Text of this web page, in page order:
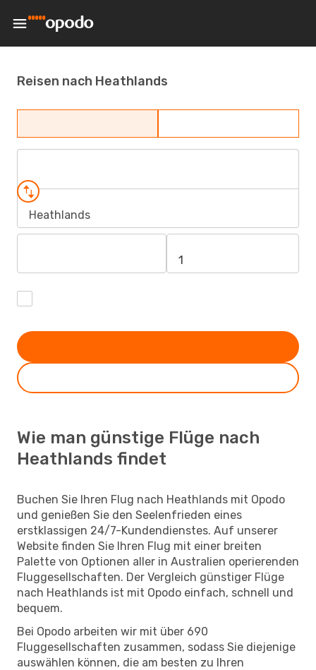
Reisen nach Heathlands
Heathlands
1
Wie man günstige Flüge nach
Heathlands findet
Buchen Sie Ihren Flug nach Heathlands mit Opodo
und genießen Sie den Seelenfrieden eines
erstklassigen 24/7-Kundendienstes. Auf unserer
Website finden Sie Ihren Flug mit einer breiten
Palette von Optionen aller in Australien operierenden
Fluggesellschaften. Der Vergleich günstiger Flüge
nach Heathlands ist mit Opodo einfach, schnell und
bequem.
Bei Opodo arbeiten wir mit über 690
Fluggesellschaften zusammen, sodass Sie diejenige
auswählen können, die am besten zu Ihren